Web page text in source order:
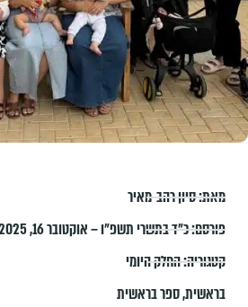
מאת:סיון רהב-מאיר
פורסם:כ״ד בתשרי תשפ״ו – אוקטובר 16, 2025
קטגוריה:החלק היומי
בראשית,ספר בראשית